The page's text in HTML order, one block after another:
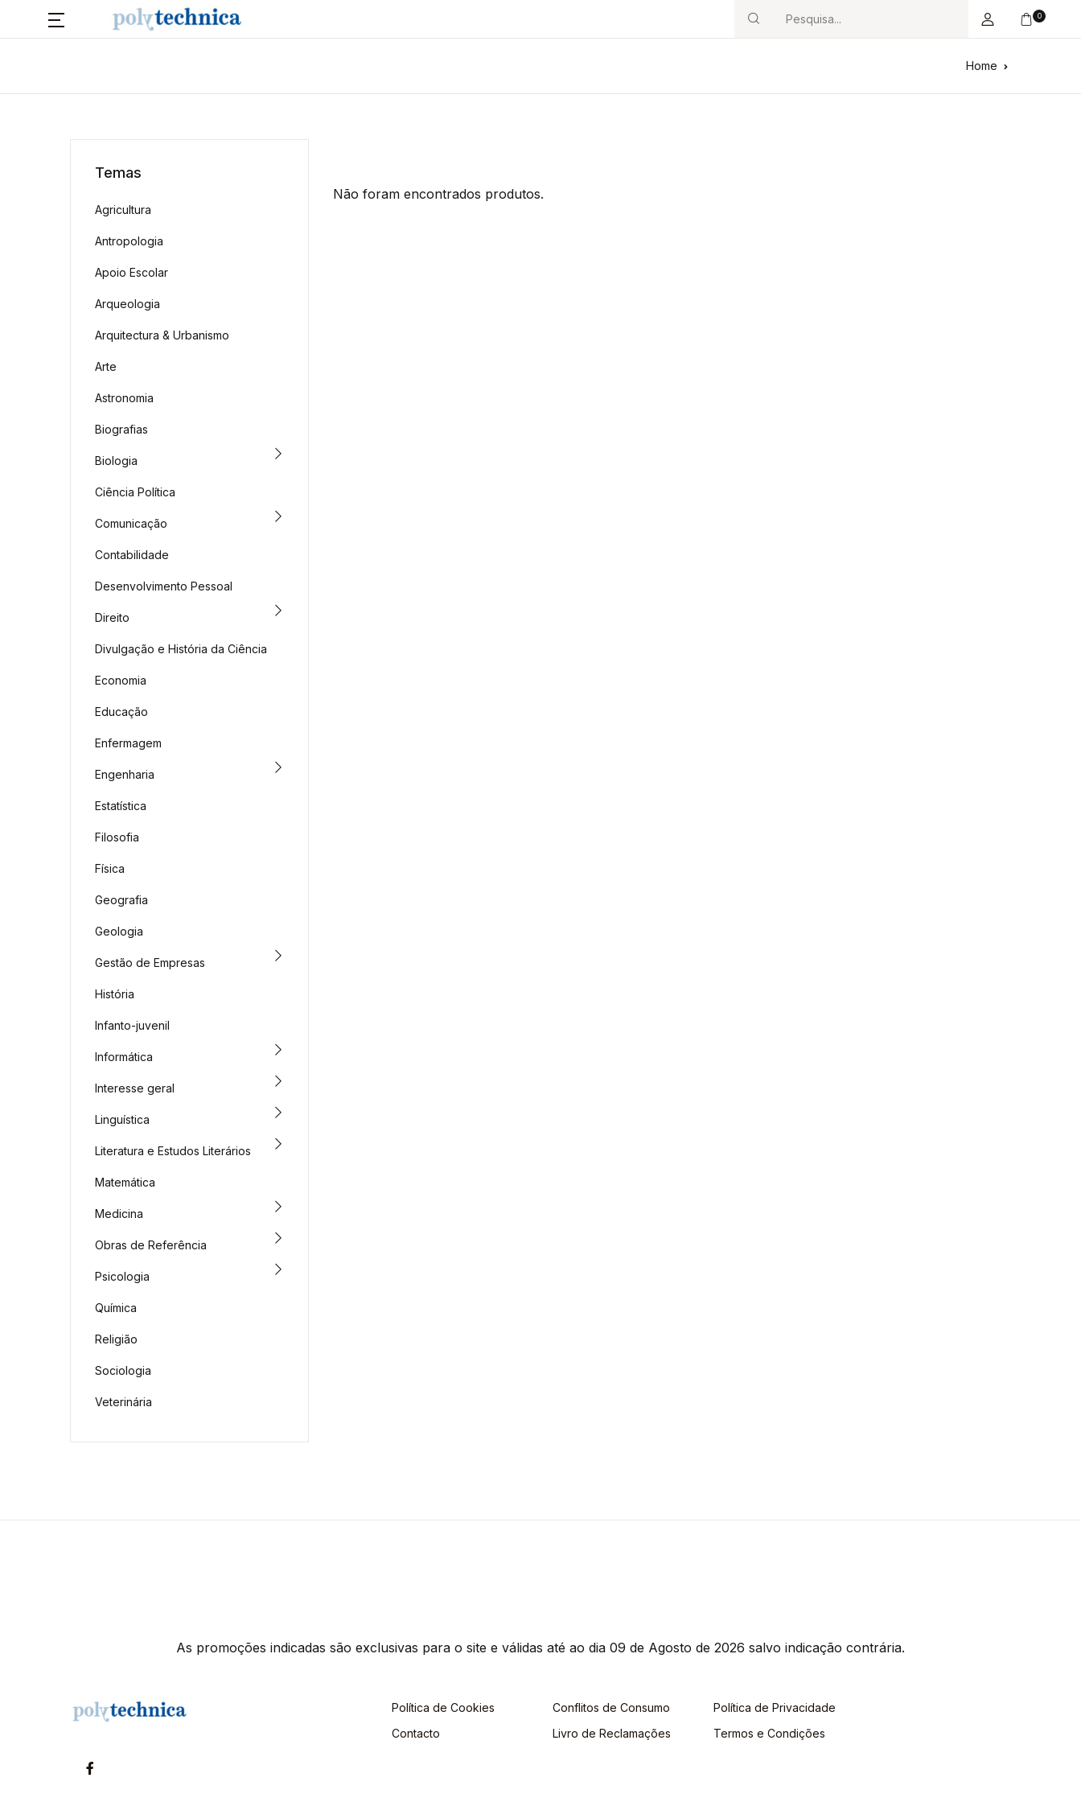
Search
0
Home
Não foram encontrados produtos.
Temas
Agricultura
Antropologia
Apoio Escolar
Arqueologia
Arquitectura & Urbanismo
Arte
Astronomia
Biografias
Biologia
Ciência Política
Comunicação
Contabilidade
Desenvolvimento Pessoal
Direito
Divulgação e História da Ciência
Economia
Educação
Enfermagem
Engenharia
Estatística
Filosofia
Física
Geografia
Geologia
Gestão de Empresas
História
Infanto-juvenil
Informática
Interesse geral
Linguística
Literatura e Estudos Literários
Matemática
Medicina
Obras de Referência
Psicologia
Química
Religião
Sociologia
Veterinária
As promoções indicadas são exclusivas para o site e válidas até ao dia 09 de Agosto de 2026 salvo indicação contrária.
Política de Cookies
Contacto
Conflitos de Consumo
Livro de Reclamações
Política de Privacidade
Termos e Condições